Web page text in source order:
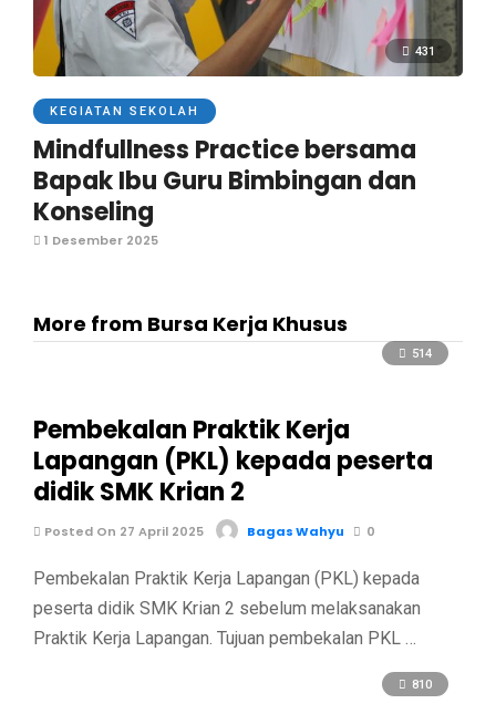
431
KEGIATAN SEKOLAH
Mindfullness Practice bersama
Bapak Ibu Guru Bimbingan dan
Konseling
1 Desember 2025
More from Bursa Kerja Khusus
514
Pembekalan Praktik Kerja
Lapangan (PKL) kepada peserta
didik SMK Krian 2
Posted On 27 April 2025 Bagas Wahyu 0
Pembekalan Praktik Kerja Lapangan (PKL) kepada
peserta didik SMK Krian 2 sebelum melaksanakan
Praktik Kerja Lapangan. Tujuan pembekalan PKL …
810